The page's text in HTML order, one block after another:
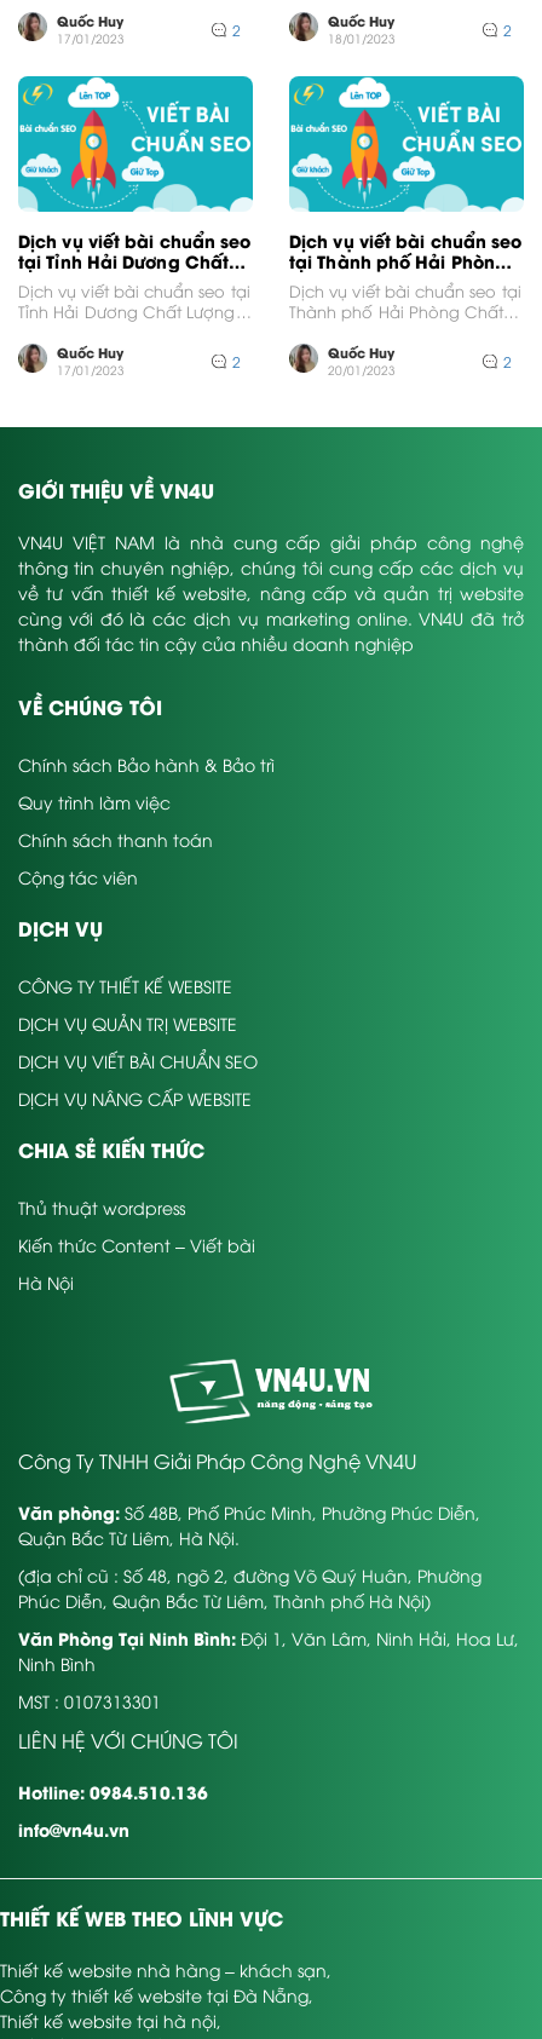
cạnh...Quốc Huy
17/01/2023 2
cạnh...Quốc Huy
18/01/2023 2
Dịch vụ viết bài chuẩn seo
tại Tỉnh Hải Dương Chất
Lượng Lên Top Google
Dịch vụ viết bài chuẩn seo tại
Tỉnh Hải Dương Chất Lượng
cạnh...Quốc Huy
17/01/2023 2
Dịch vụ viết bài chuẩn seo
tại Thành phố Hải Phòng
Chất Lượng Lên Top
Google
Dịch vụ viết bài chuẩn seo tại
Thành phố Hải Phòng Chất
trường...Quốc Huy
20/01/2023 2
GIỚI THIỆU VỀ VN4U
VN4U VIỆT NAM là nhà cung cấp giải pháp công nghệ
thông tin chuyên nghiệp, chúng tôi cung cấp các dịch vụ
về tư vấn thiết kế website, nâng cấp và quản trị website
cùng với đó là các dịch vụ marketing online. VN4U đã trở
thành đối tác tin cậy của nhiều doanh nghiệp
VỀ CHÚNG TÔI
Chính sách Bảo hành & Bảo trì
Quy trình làm việc
Chính sách thanh toán
Cộng tác viên
DỊCH VỤ
CÔNG TY THIẾT KẾ WEBSITE
DỊCH VỤ QUẢN TRỊ WEBSITE
DỊCH VỤ VIẾT BÀI CHUẨN SEO
DỊCH VỤ NÂNG CẤP WEBSITE
CHIA SẺ KIẾN THỨC
Thủ thuật wordpress
Kiến thức Content – Viết bài
Hà Nội
Công Ty TNHH Giải Pháp Công Nghệ VN4U
Văn phòng: Số 48B, Phố Phúc Minh, Phường Phúc Diễn,
Quận Bắc Từ Liêm, Hà Nội.
(địa chỉ cũ : Số 48, ngõ 2, đường Võ Quý Huân, Phường
Phúc Diễn, Quận Bắc Từ Liêm, Thành phố Hà Nội)
Văn Phòng Tại Ninh Bình: Đội 1, Văn Lâm, Ninh Hải, Hoa Lư,
Ninh Bình
MST : 0107313301
LIÊN HỆ VỚI CHÚNG TÔI
Hotline: 0984.510.136
info@vn4u.vn
THIẾT KẾ WEB THEO LĨNH VỰC
Thiết kế website nhà hàng – khách sạn,
Công ty thiết kế website tại Đà Nẵng,
Thiết kế website tại hà nội,